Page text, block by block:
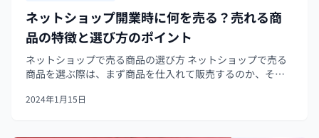
ネットショップ開業時に何を売る？売れる商
品の特徴と選び方のポイント
ネットショップで売る商品の選び方 ネットショップで売る
商品を選ぶ際は、まず商品を仕入れて販売するのか、それ
があります。それぞれのメリット・デメリットは以下の通
2024年1月15日